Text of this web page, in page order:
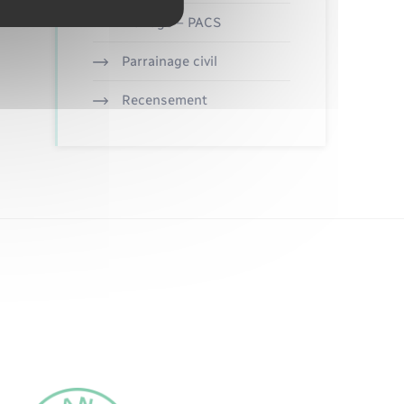
Mariage – PACS
Parrainage civil
Recensement